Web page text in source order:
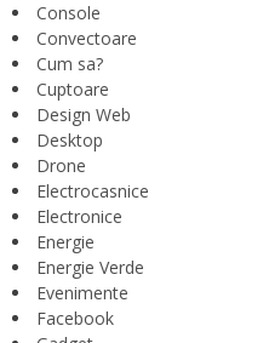
Console
Convectoare
Cum sa?
Cuptoare
Design Web
Desktop
Drone
Electrocasnice
Electronice
Energie
Energie Verde
Evenimente
Facebook